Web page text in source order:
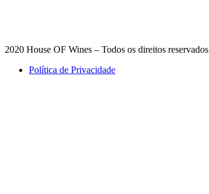
2020 House OF Wines – Todos os direitos reservados
Política de Privacidade